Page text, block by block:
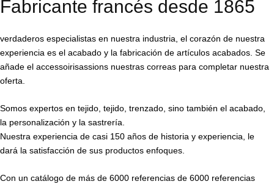
Fabricante francés desde 1865
verdaderos especialistas en nuestra industria, el corazón de nuestra
experiencia es el acabado y la fabricación de artículos acabados. Se
añade el accessoirisassions nuestras correas para completar nuestra
oferta.
Somos expertos en tejido, tejido, trenzado, sino también el acabado,
la personalización y la sastrería.
Nuestra experiencia de casi 150 años de historia y experiencia, le
dará la satisfacción de sus productos enfoques.
Con un catálogo de más de 6000 referencias de 6000 referencias